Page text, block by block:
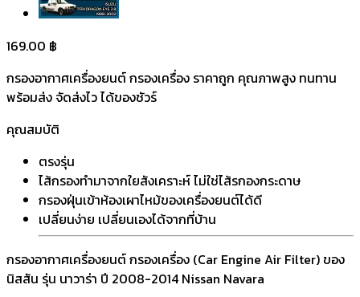
169.00 ฿
กรองอากาศเครื่องยนต์ กรองเครื่อง ราคาถูก คุณภาพสูง ทนทาน
พร้อมส่ง จัดส่งไว ได้ของชัวร์
คุณสมบัติ
ตรงรุ่น
ไส้กรองทำมาจากใยสังเคราะห์ ไม่ใช่ไส้รกองกระดาษ
กรองฝุ่นเข้าห้องเผาไหม้ของเครื่องยนต์ได้ดี
เปลี่ยนง่าย เปลี่ยนเองได้จากที่บ้าน
กรองอากาศเครื่องยนต์ กรองเครื่อง (Car Engine Air Filter) ของ
นิสสัน รุ่น นาวาร่า ปี 2008-2014 Nissan Navara